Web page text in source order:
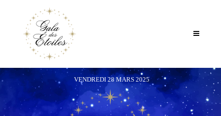
VENDREDI 28 MARS 2025